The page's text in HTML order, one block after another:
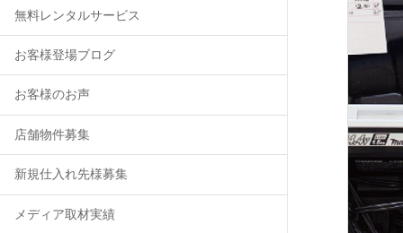
無料レンタルサービス
お客様登場ブログ
お客様のお声
店舗物件募集
新規仕入れ先様募集
メディア取材実績